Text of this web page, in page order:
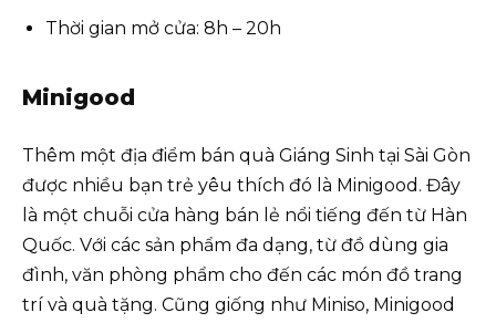
Thời gian mở cửa: 8h – 20h
Minigood
Thêm một địa điểm bán quà Giáng Sinh tại Sài Gòn
được nhiều bạn trẻ yêu thích đó là Minigood. Đây
là một chuỗi cửa hàng bán lẻ nổi tiếng đến từ Hàn
Quốc. Với các sản phẩm đa dạng, từ đồ dùng gia
đình, văn phòng phẩm cho đến các món đồ trang
trí và quà tặng. Cũng giống như Miniso, Minigood